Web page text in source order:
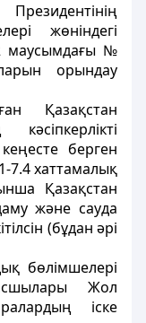
жөніндегі
маусымдағы №
орындау
Қазақстан
берген
хаттамалық
Қазақстан
және сауда
(бұдан әрі
бөлімшелері
Жол
іске